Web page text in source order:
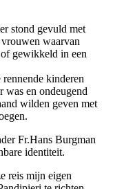
stond gevuld met
waarvan
gewikkeld in een
kinderen
was en ondeugend
wilden geven met
Fr.Hans Burgman
identiteit.
reis mijn eigen